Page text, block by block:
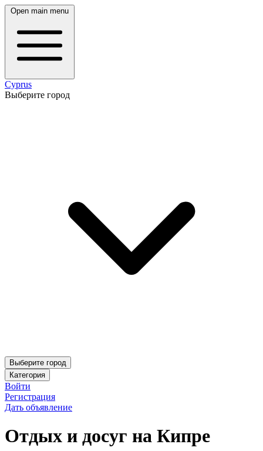
Open main menu
Cyprus
Выберите город
Выберите город
Категория
Войти
Регистрация
Дать объявление
Отдых и досуг на Кипре